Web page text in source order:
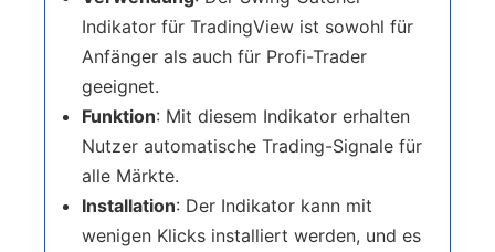
Indikator für TradingView ist sowohl für
Anfänger als auch für Profi-Trader
geeignet.
Funktion: Mit diesem Indikator erhalten
Nutzer automatische Trading-Signale für
alle Märkte.
Installation: Der Indikator kann mit
wenigen Klicks installiert werden, und es